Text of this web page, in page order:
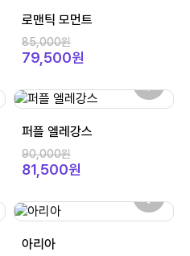
로맨틱 모먼트
85,000원
79,500원
퍼플 엘레강스
90,000원
81,500원
아리아